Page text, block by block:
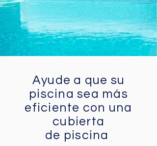
Ayude a que su
piscina sea más
eficiente con una
cubierta
de piscina